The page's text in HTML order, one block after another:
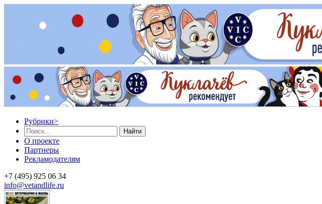
Рубрики>
Найти
О проекте
Партнеры
Рекламодателям
+7 (495) 925 06 34
info@vetandlife.ru